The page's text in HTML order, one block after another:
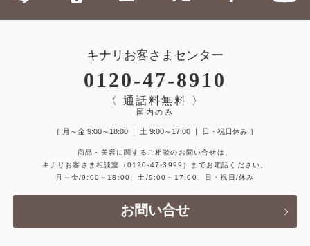
キナリお客さまセンター
0120-47-8910
〈 通話料無料 〉
国内のみ
［ 月～金 9:00～18:00 ｜ 土 9:00～17:00 ｜ 日・祝日休み ］
商品・美容に関するご相談のお問い合せは、
キナリお客さま相談室
（0120-47-3999）
までお電話ください。
月～金/9:00～18:00、土/9:00～17:00、日・祝日/休み
お問い合せ